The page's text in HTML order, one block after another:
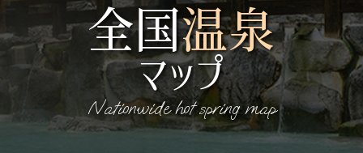
全国温泉
マップ
Nationwide hot spring map